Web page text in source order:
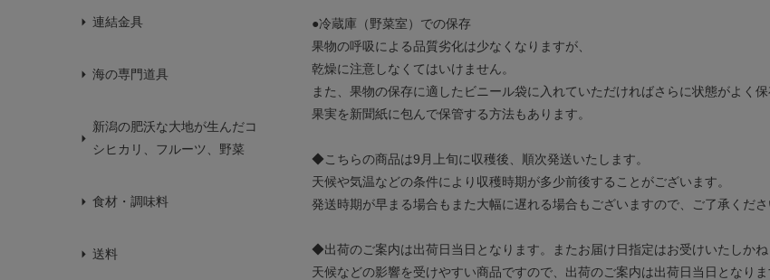
連結金具
海の専門道具
新潟の肥沃な大地が生んだコ
シヒカリ、フルーツ、野菜
食材・調味料
送料
●冷蔵庫（野菜室）での保存
果物の呼吸による品質劣化は少なくなりますが、
乾燥に注意しなくてはいけません。
また、果物の保存に適したビニール袋に入れていただければさらに状態がよく保
果実を新聞紙に包んで保管する方法もあります。
◆こちらの商品は9月上旬に収穫後、順次発送いたします。
天候や気温などの条件により収穫時期が多少前後することがございます。
発送時期が早まる場合もまた大幅に遅れる場合もございますので、ご了承くださ
◆出荷のご案内は出荷日当日となります。またお届け日指定はお受けいたしかね
天候などの影響を受けやすい商品ですので、出荷のご案内は出荷日当日となり